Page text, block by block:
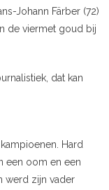
Johann Färber (72)
de viermet goud bij
dat kan
Hard
een oom en een
werd zijn vader